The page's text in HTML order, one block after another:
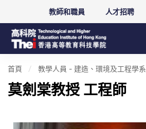
教師和職員 人才招聘
首頁 教學人員 - 建造、環境及工程學系
莫劍棠教授 工程師